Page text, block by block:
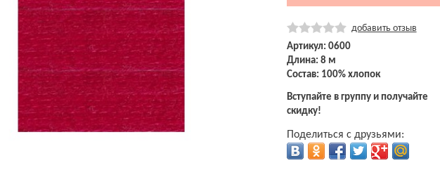
добавить отзыв
Артикул: 0600
Длина: 8 м
Состав: 100% хлопок
Вступайте в группу и получайте
скидку!
Поделиться с друзьями: